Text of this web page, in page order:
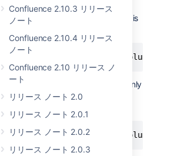
Confluence 2.10.3 リリース
ノート
Confluence 2.10.4 リリース
ノート
Confluence 2.10 リリース ノ
ート
リリース ノート 2.0
リリース ノート 2.0.1
リリース ノート 2.0.2
リリース ノート 2.0.3
issues they are authorized to see
(provided trusted communication is
Example markup
– User will see only
the issues authorized for